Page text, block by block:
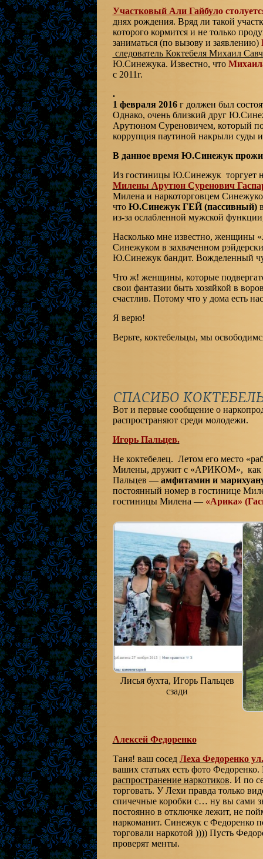
Участковый Али Гайбуло
днях рождения. Вряд ли такой
которого кормится и не только
заниматься (по вызову и заявлению)
следователь Коктебеля Михаил
Ю.Синежука. Известно, что
с 2011г.
.
1 февраля 2016г должен был
Однако, очень близкий друг
Арутюном Суреновичем, который
коррупция паутиной накрыли суды
В данное время Ю.Синежук
Из гостиницы Ю.Синежук торгует
Милены Арутюн Суренович
Милена и наркоторговцем
что Ю.Синежук ГЕЙ (пассивный)
из-за ослабленной мужской
Насколько мне известно, женщины
Синежуком в захваченном
Ю.Синежук бандит. Вожделенный
Что ж! женщины, которые
свои фантазии быть хозяйкой в
счастлив. Потому что у дома есть
Я верю!
Верьте, коктебельцы, мы
СПАСИБО
Вот и первые сообщение о
распространяют среди молодежи.
Игорь Пальцев.
Не коктебелец. Летом его место
Милены, дружит с «АРИКОМ», как
Пальцев — амфитамин и
постоянный номер в гостинице
гостиницы Милена — «Арика»
Лисья бухта, Игорь Пальцев
сзади
Алексей Федоренко
Таня! ваш сосед Леха Федоренко
ваших статьях есть фото Федоренко.
распространение наркотиков. И по
торговать. У Лехи правда только
спичечные коробки с… ну вы сами
постоянно в отключке лежит, не
наркоманит. Синежук с Федоренко
торговали наркотой )))) Пусть
проверят менты.